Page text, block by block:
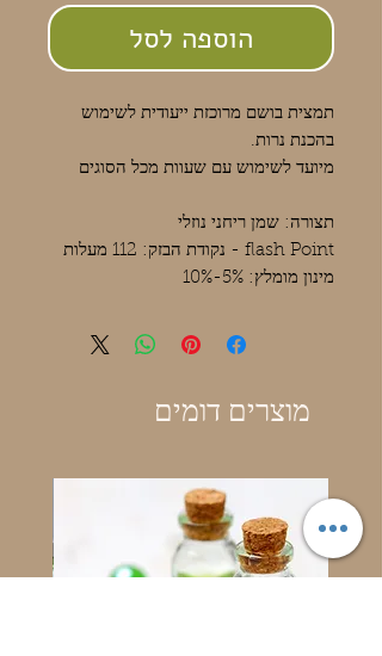
הוספה לסל
תמצית בושם מרוכזת ייעודית לשימוש
בהכנת נרות.
מיועד לשימוש עם שעוות מכל הסוגים
תצורה: שמן ריחני נוזלי
flash Point - נקודת הבזק: 112 מעלות
מינון מומלץ: 5%-10%
מוצרים דומים